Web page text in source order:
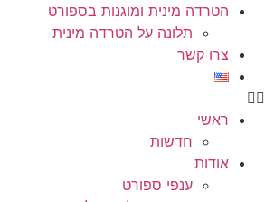
הטרדה מינית ומוגנות בספורט
תלונה על הטרדה מינית
צרו קשר
ראשי
חדשות
אודות
ענפי ספורט